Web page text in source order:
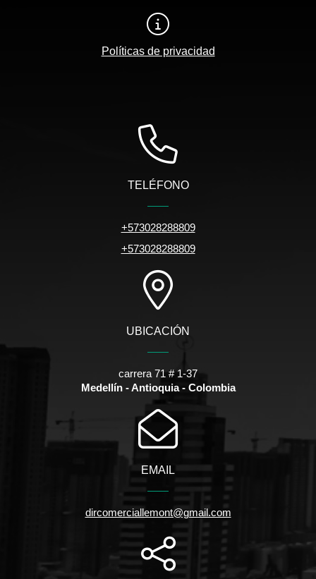
Políticas de privacidad
TELÉFONO
+573028288809
+573028288809
UBICACIÓN
carrera 71 # 1-37
Medellín - Antioquia - Colombia
EMAIL
dircomerciallemont@gmail.com